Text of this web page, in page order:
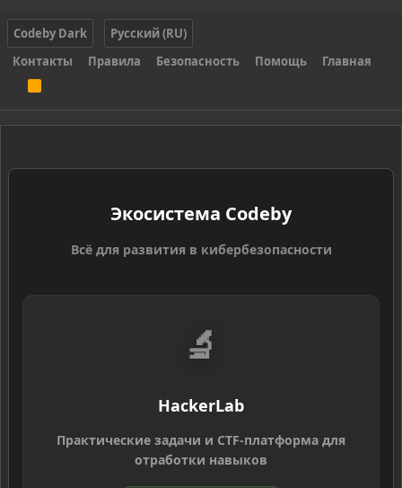
Codeby Dark
Русский (RU)
Контакты
Правила Безопасность Помощь Главная
S
Экосистема Codeby
Всё для развития в кибербезопасности
🔬
HackerLab
Практические задачи и CTF-платформа для
отработки навыков